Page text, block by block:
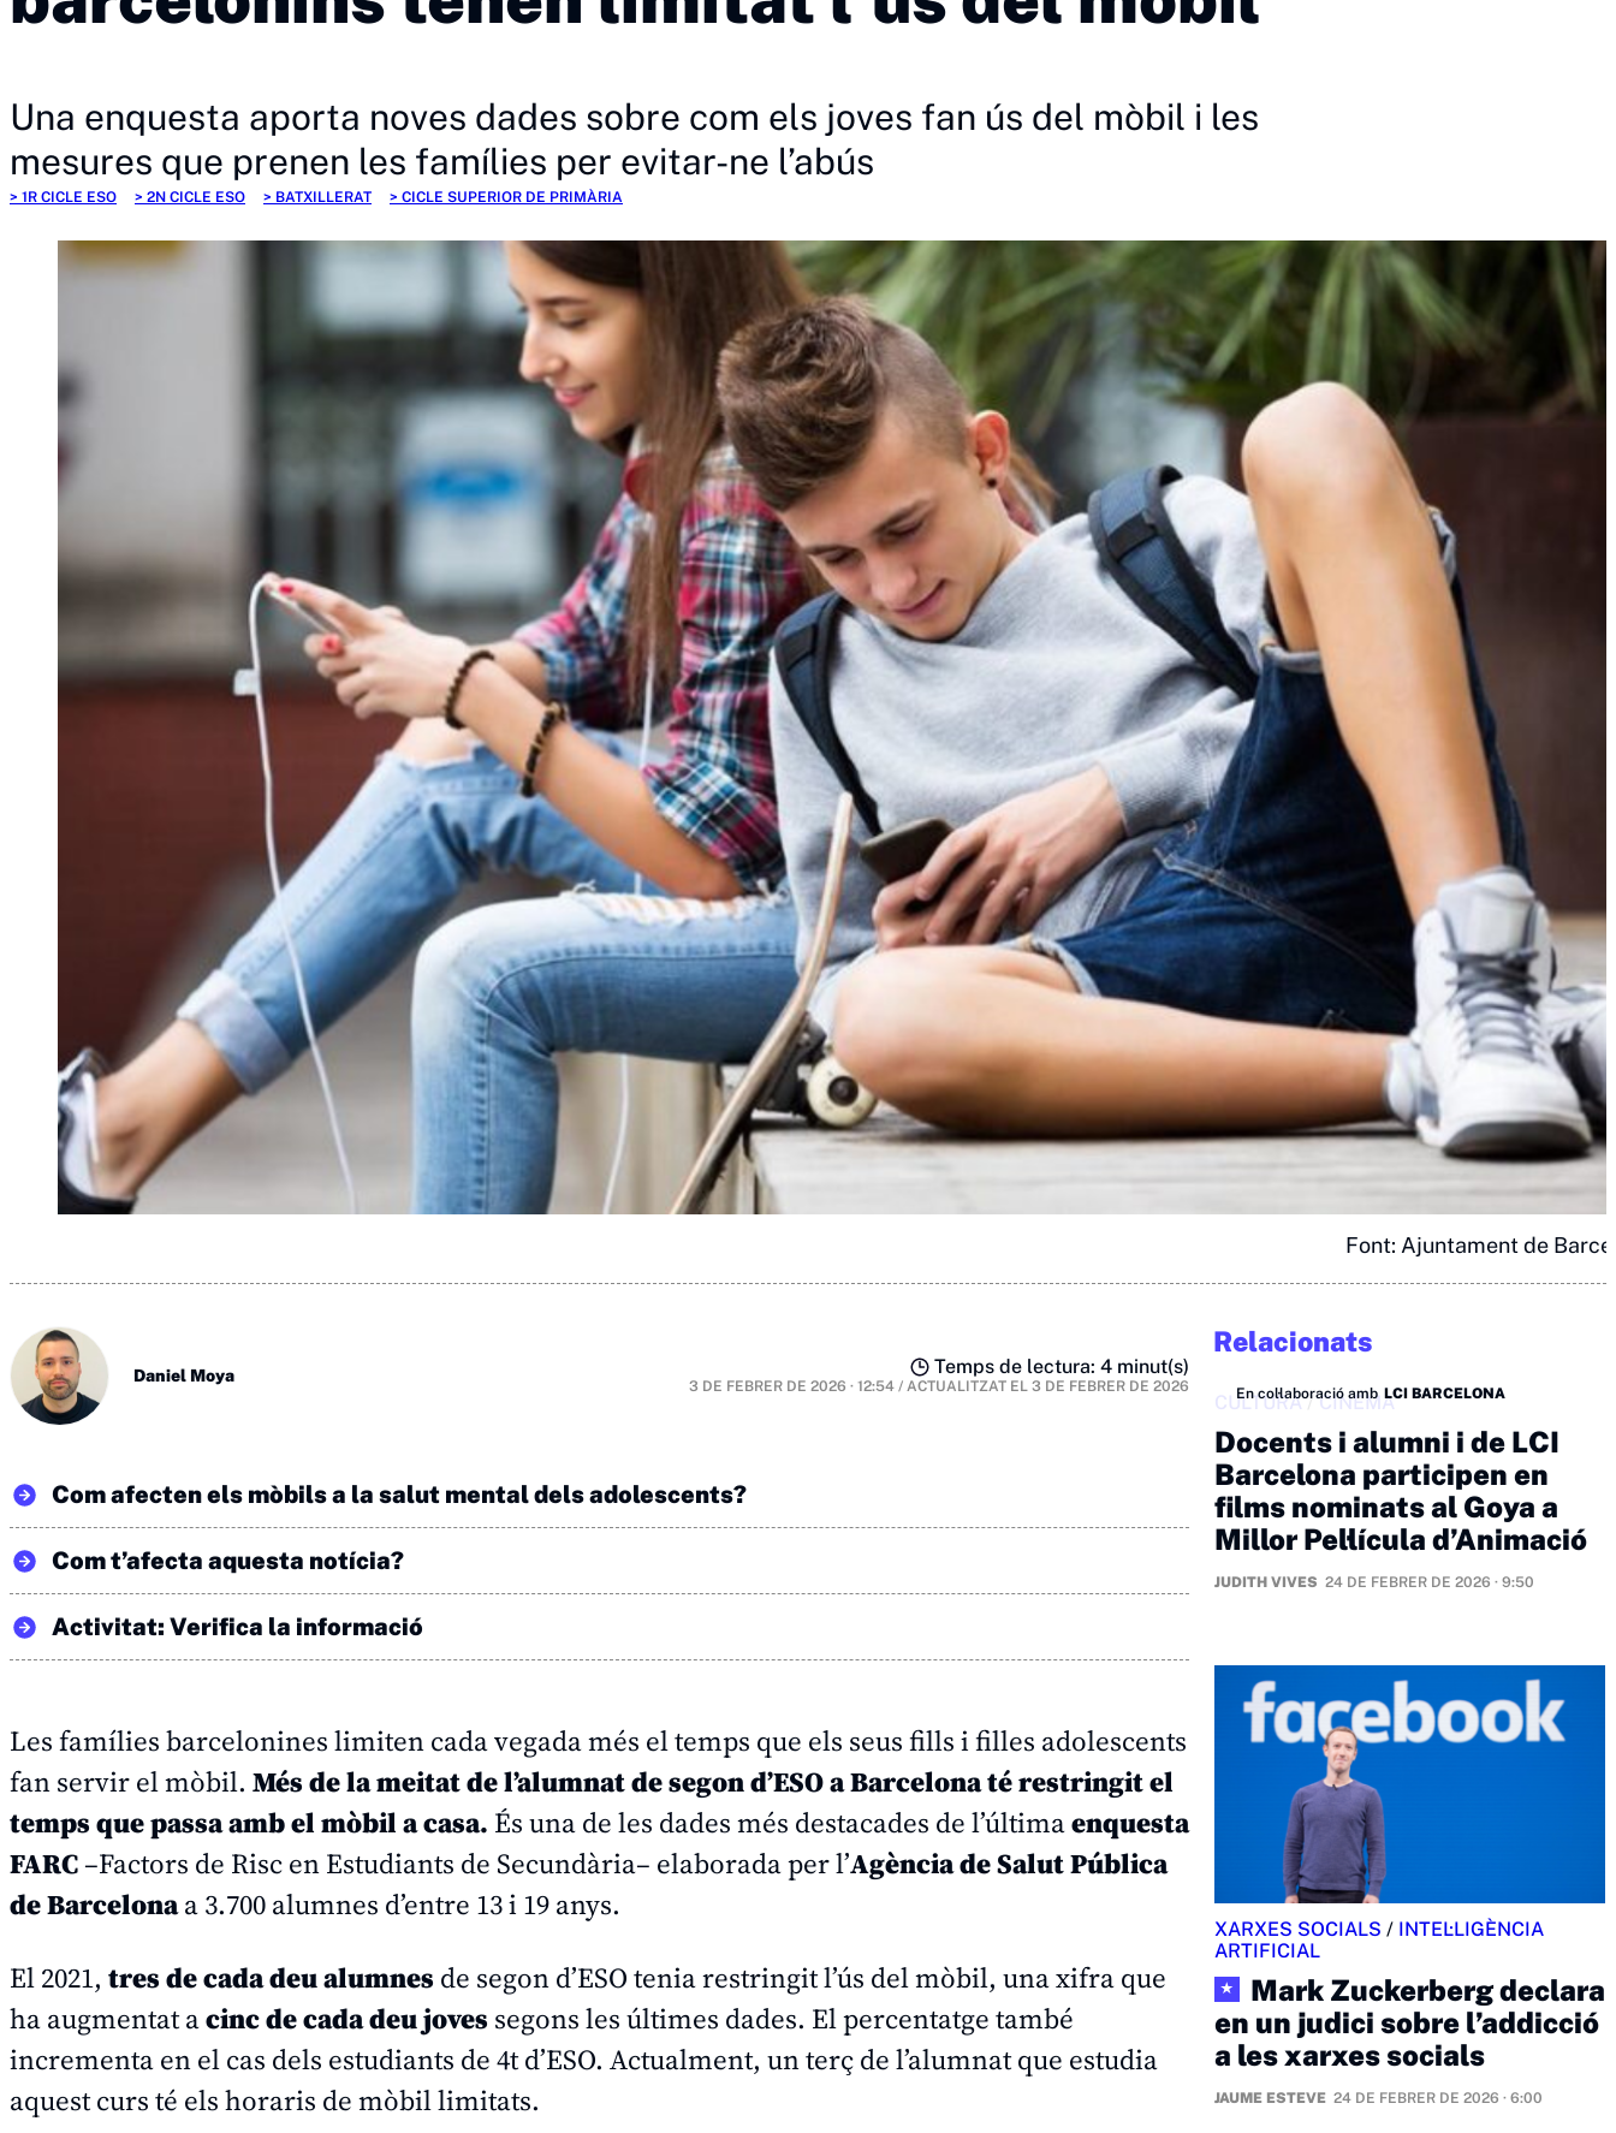
Una enquesta aporta noves dades sobre com els joves fan ús del mòbil i les
mesures que prenen les famílies per evitar-ne l’abús
1R CICLE ESO 2N CICLE ESO BATXILLERAT CICLE SUPERIOR DE PRIMÀRIA
Font: Ajuntament de
Daniel Moya Temps de lectura: 4 minut(s)
3 DE FEBRER DE 2026 · 12:54 / ACTUALITZAT EL 3 DE FEBRER DE 2026
Com afecten els mòbils a la salut mental dels adolescents?
Com t’afecta aquesta notícia?
Activitat: Verifica la informació
Les famílies barcelonines limiten cada vegada més el temps que els seus fills i filles adolescents
fan servir el mòbil. Més de la meitat de l’alumnat de segon d’ESO a Barcelona té restringit el
temps que passa amb el mòbil a casa. És una de les dades més destacades de l’últimaenquesta
FARC–Factors de Risc en Estudiants de Secundària– elaborada per l’Agència de Salut Pública
de Barcelonaa 3.700 alumnes d’entre 13 i 19 anys.
El 2021, tres de cada deu alumnes de segon d’ESO tenia restringit l’ús del mòbil, una xifra que
ha augmentat acinc de cada deu joves segons les últimes dades. El percentatge també
incrementa en el cas dels estudiants de 4t d’ESO. Actualment, un terç de l’alumnat que estudia
aquest curs té els horaris de mòbil limitats.
Relacionats
En col·laboració amb LCI BARCELONA
CULTURA/CINEMA
Docents i alumni i de LCI
Barcelona participen en
films nominats al Goya a
Millor Pel·lícula d’Animació
JUDITH VIVES 24 DE FEBRER DE 2026 · 9:50
XARXES SOCIALS / INTEL·LIGÈNCIA
ARTIFICIAL
★
Mark Zuckerberg declara
en un judici sobre l’addicció
a les xarxes socials
JAUME ESTEVE 24 DE FEBRER DE 2026 · 6:00